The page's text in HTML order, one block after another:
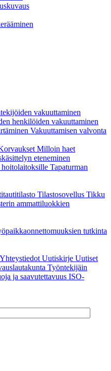
vakuuttaminen
henkilöiden vakuuttaminen
Vakuuttamisen valvonta
Milloin haet
eteneminen
Tapaturman
Tilastosovellus Tikku
ammattiluokkien
tutkinta
Yhteystiedot Uutiskirje Uutiset
Työntekijäin
ja saavutettavuus ISO-